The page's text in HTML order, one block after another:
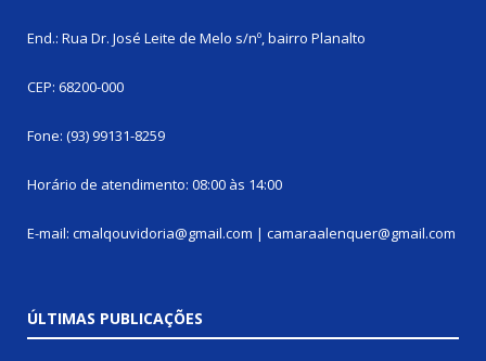
End.: Rua Dr. José Leite de Melo s/nº, bairro Planalto
CEP: 68200-000
Fone: (93) 99131-8259
Horário de atendimento: 08:00 às 14:00
E-mail: cmalqouvidoria@gmail.com | camaraalenquer@gmail.com
ÚLTIMAS PUBLICAÇÕES